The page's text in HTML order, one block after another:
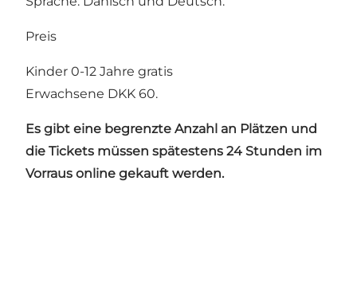
Preis
Kinder 0-12 Jahre gratis
Erwachsene DKK 60.
Es gibt eine begrenzte Anzahl an Plätzen und
die Tickets müssen spätestens 24 Stunden im
Vorraus online gekauft werden.